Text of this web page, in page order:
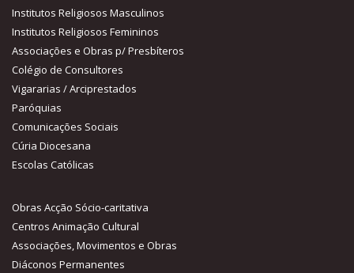
Institutos Religiosos Masculinos
Institutos Religiosos Femininos
Associações e Obras p/ Presbíteros
Colégio de Consultores
Vigararias / Arciprestados
Paróquias
Comunicações Sociais
Cúria Diocesana
Escolas Católicas
Obras Acção Sócio-caritativa
Centros Animação Cultural
Associações, Movimentos e Obras
Diáconos Permanentes